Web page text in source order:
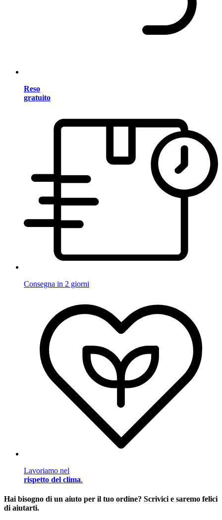
Reso
gratuito
Consegna in 2 giorni
Lavoriamo nel
rispetto del clima.
Hai bisogno di un aiuto per il tuo ordine? Scrivici e saremo felici
di aiutarti.